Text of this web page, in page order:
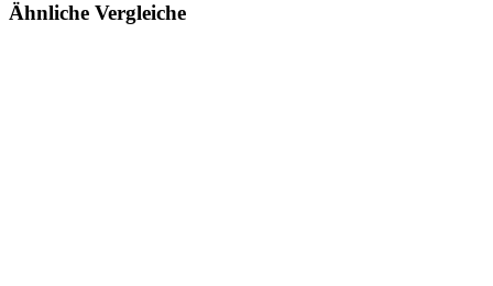
Ähnliche Vergleiche